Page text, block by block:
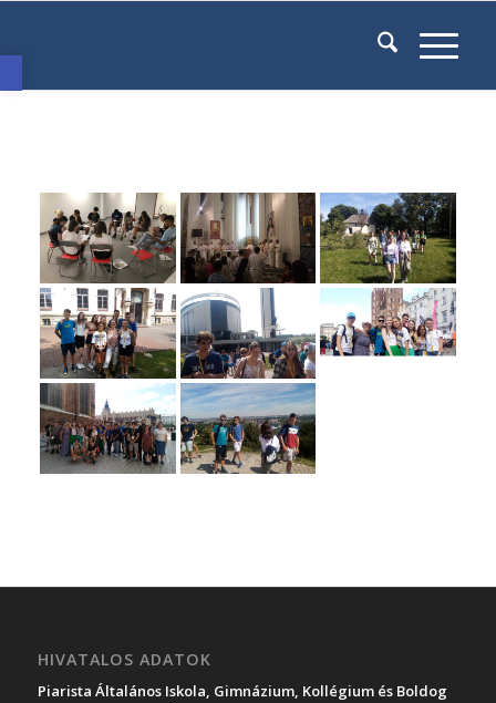
HIVATALOS ADATOK
Piarista Általános Iskola, Gimnázium, Kollégium és Boldog
Eszköztár megnyitása